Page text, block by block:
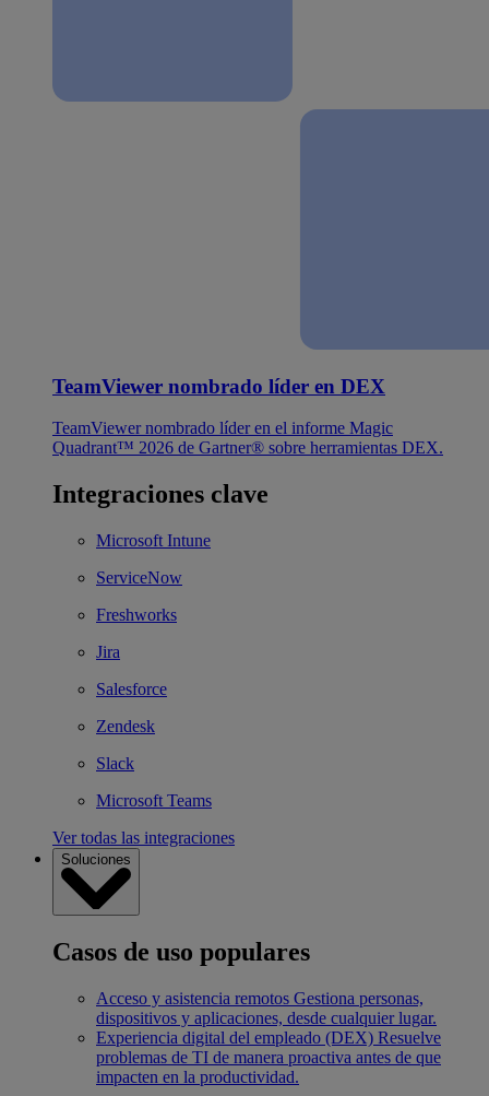
TeamViewer nombrado líder en DEX
TeamViewer nombrado líder en el informe Magic
Quadrant™ 2026 de Gartner® sobre herramientas DEX.
Integraciones clave
Microsoft Intune
ServiceNow
Freshworks
Jira
Salesforce
Zendesk
Slack
Microsoft Teams
Ver todas las integraciones
Soluciones
Casos de uso populares
Acceso y asistencia remotos Gestiona personas,
dispositivos y aplicaciones, desde cualquier lugar.
Experiencia digital del empleado (DEX) Resuelve
problemas de TI de manera proactiva antes de que
impacten en la productividad.